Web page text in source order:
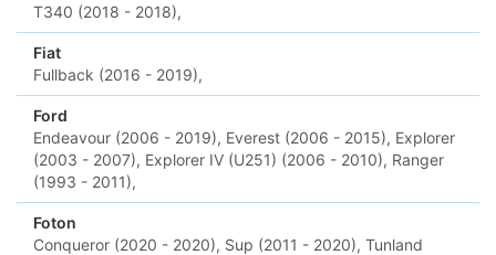
T340 (2018 - 2018),
Fiat
Fullback (2016 - 2019),
Ford
Endeavour (2006 - 2019), Everest (2006 - 2015), Explorer
(2003 - 2007), Explorer IV (U251) (2006 - 2010), Ranger
(1993 - 2011),
Foton
Conqueror (2020 - 2020), Sup (2011 - 2020), Tunland